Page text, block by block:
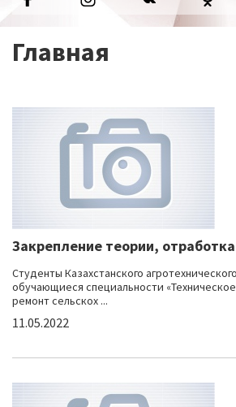
Главная
Закрепление теории,
Студенты Казахстанского
обучающиеся специальности
ремонт сельскох ...
11.05.2022